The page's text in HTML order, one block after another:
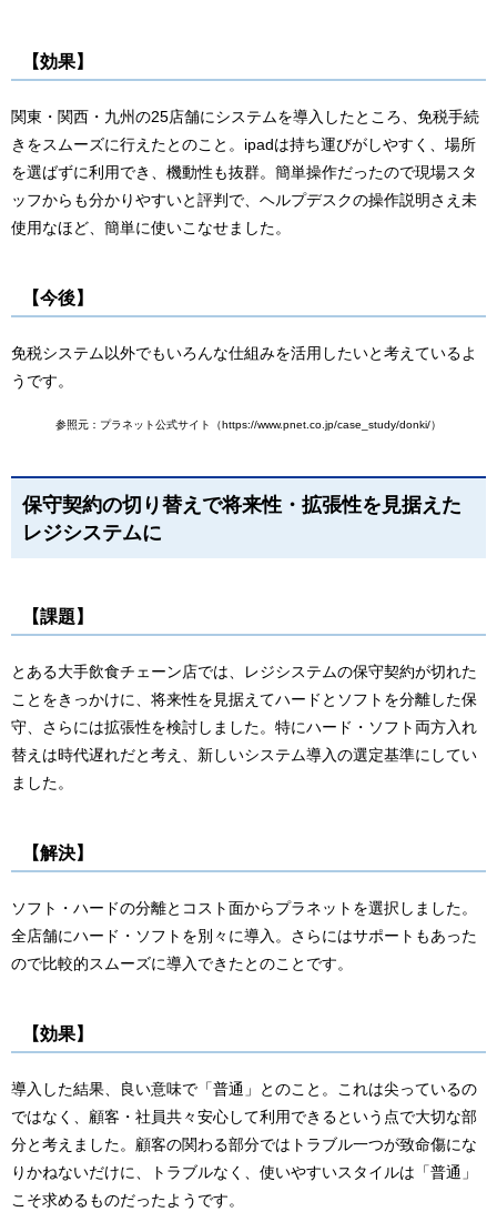
【効果】
関東・関西・九州の25店舗にシステムを導入したところ、免税手続
きをスムーズに行えたとのこと。ipadは持ち運びがしやすく、場所
を選ばずに利用でき、機動性も抜群。簡単操作だったので現場スタ
ッフからも分かりやすいと評判で、ヘルプデスクの操作説明さえ未
使用なほど、簡単に使いこなせました。
【今後】
免税システム以外でもいろんな仕組みを活用したいと考えているよ
うです。
参照元：プラネット公式サイト（https://www.pnet.co.jp/case_study/donki/）
保守契約の切り替えで将来性・拡張性を見据えた
レジシステムに
【課題】
とある大手飲食チェーン店では、レジシステムの保守契約が切れた
ことをきっかけに、将来性を見据えてハードとソフトを分離した保
守、さらには拡張性を検討しました。特にハード・ソフト両方入れ
替えは時代遅れだと考え、新しいシステム導入の選定基準にしてい
ました。
【解決】
ソフト・ハードの分離とコスト面からプラネットを選択しました。
全店舗にハード・ソフトを別々に導入。さらにはサポートもあった
ので比較的スムーズに導入できたとのことです。
【効果】
導入した結果、良い意味で「普通」とのこと。これは尖っているの
ではなく、顧客・社員共々安心して利用できるという点で大切な部
分と考えました。顧客の関わる部分ではトラブル一つが致命傷にな
りかねないだけに、トラブルなく、使いやすいスタイルは「普通」
こそ求めるものだったようです。